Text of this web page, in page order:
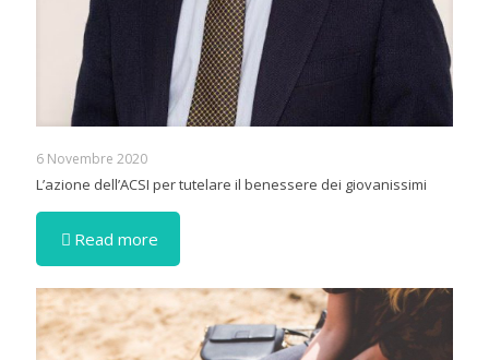
6 Novembre 2020
L’azione dell’ACSI per tutelare il benessere dei giovanissimi
Read more